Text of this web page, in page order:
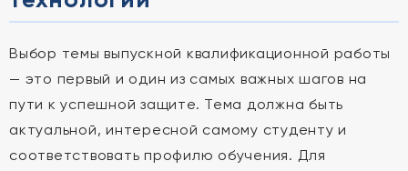
Выбор темы выпускной квалификационной работы
— это первый и один из самых важных шагов на
пути к успешной защите. Тема должна быть
актуальной, интересной самому студенту и
соответствовать профилю обучения. Для